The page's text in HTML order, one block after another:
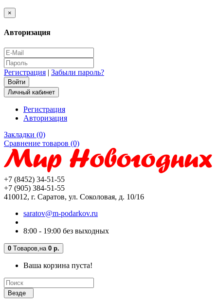
×
Авторизация
Регистрация | Забыли пароль?
Личный кабинет
Регистрация
Авторизация
Закладки (0)
Сравнение товаров (0)
+7 (8452) 34-51-55
+7 (905) 384-51-55
410012, г. Саратов, ул. Соколовая, д. 10/16
saratov@m-podarkov.ru
8:00 - 19:00 без выходных
0 Tоваров, на 0 р.
Ваша корзина пуста!
Везде